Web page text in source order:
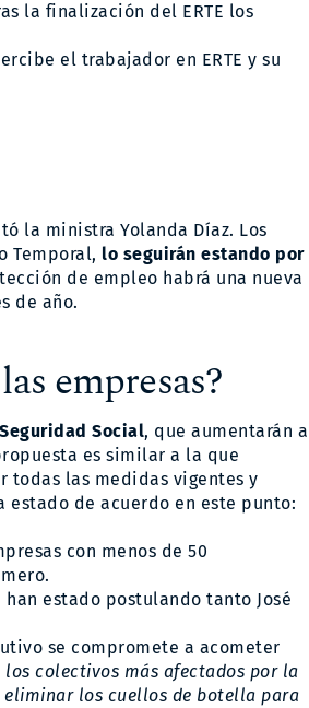
la finalización del ERTE los
el trabajador en ERTE y su
la ministra Yolanda Díaz. Los
Temporal, lo seguirán estando por
de empleo habrá una nueva
de año.
empresas?
Social, que aumentarán
es similar a la que
todas las medidas vigentes y
de acuerdo en este punto:
con menos de 50
han estado postulando tanto José
se compromete a acometer
colectivos más afectados por la
eliminar los cuellos de botella para